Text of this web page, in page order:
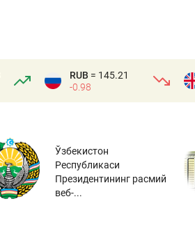
RUB = 145.21
-0.98
Ўзбекистон
Республикаси
Президентининг расмий
веб-...